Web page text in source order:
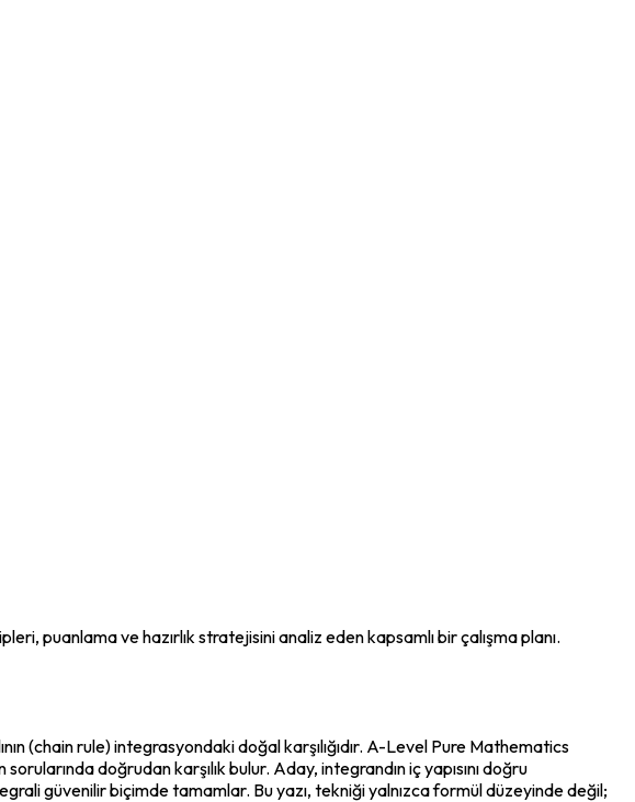
puanlama ve hazırlık stratejisini analiz eden kapsamlı bir çalışma planı.
(chain rule) integrasyondaki doğal karşılığıdır. A-Level Pure Mathematics
doğrudan karşılık bulur. Aday, integrandın iç yapısını doğru
güvenilir biçimde tamamlar. Bu yazı, tekniği yalnızca formül düzeyinde değil;